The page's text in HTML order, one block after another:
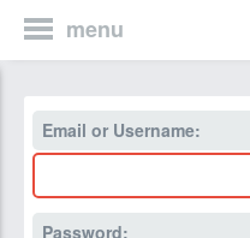
menu
Email or Username:
Password: